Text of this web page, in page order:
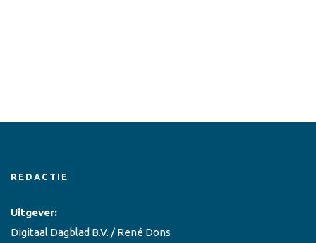
REDACTIE
Uitgever:
Digitaal Dagblad B.V. / René Dons